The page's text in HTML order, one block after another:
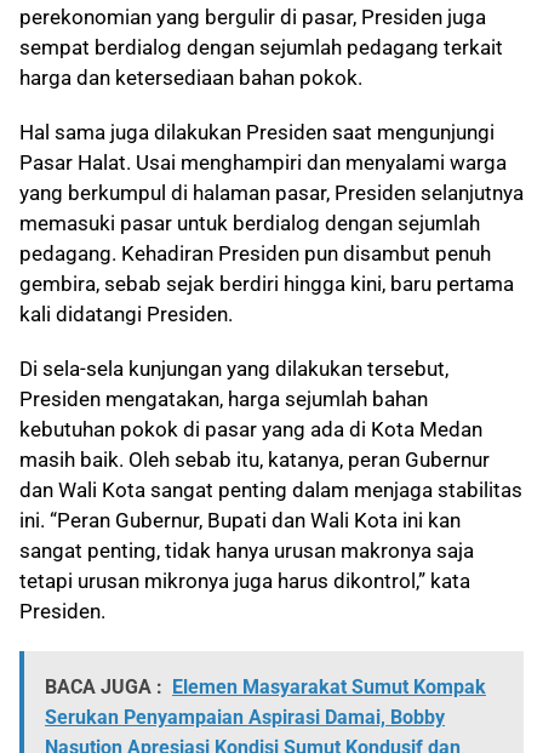
perekonomian yang bergulir di pasar, Presiden juga
sempat berdialog dengan sejumlah pedagang terkait
harga dan ketersediaan bahan pokok.
Hal sama juga dilakukan Presiden saat mengunjungi
Pasar Halat. Usai menghampiri dan menyalami warga
yang berkumpul di halaman pasar, Presiden selanjutnya
memasuki pasar untuk berdialog dengan sejumlah
pedagang. Kehadiran Presiden pun disambut penuh
gembira, sebab sejak berdiri hingga kini, baru pertama
kali didatangi Presiden.
Di sela-sela kunjungan yang dilakukan tersebut,
Presiden mengatakan, harga sejumlah bahan
kebutuhan pokok di pasar yang ada di Kota Medan
masih baik. Oleh sebab itu, katanya, peran Gubernur
dan Wali Kota sangat penting dalam menjaga stabilitas
ini. “Peran Gubernur, Bupati dan Wali Kota ini kan
sangat penting, tidak hanya urusan makronya saja
tetapi urusan mikronya juga harus dikontrol,” kata
Presiden.
BACA JUGA : Elemen Masyarakat Sumut Kompak
Serukan Penyampaian Aspirasi Damai, Bobby
Nasution Apresiasi Kondisi Sumut Kondusif dan